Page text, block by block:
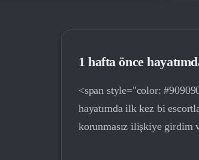
1 hafta önce
<span style="color:
hayatımda ilk kez bi
korunmasız ilişkiye girdim